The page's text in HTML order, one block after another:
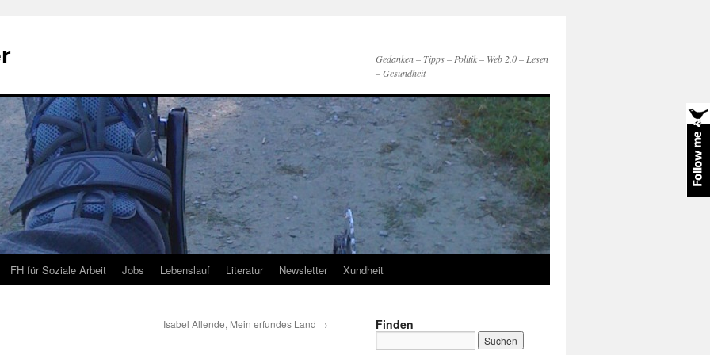
Gedanken – Tipps – Politik – Web 2.0 – Lesen
– Gesundheit
FH für Soziale Arbeit Jobs Lebenslauf Literatur Newsletter Xundheit
Isabel Allende, Mein erfundes Land → Finden